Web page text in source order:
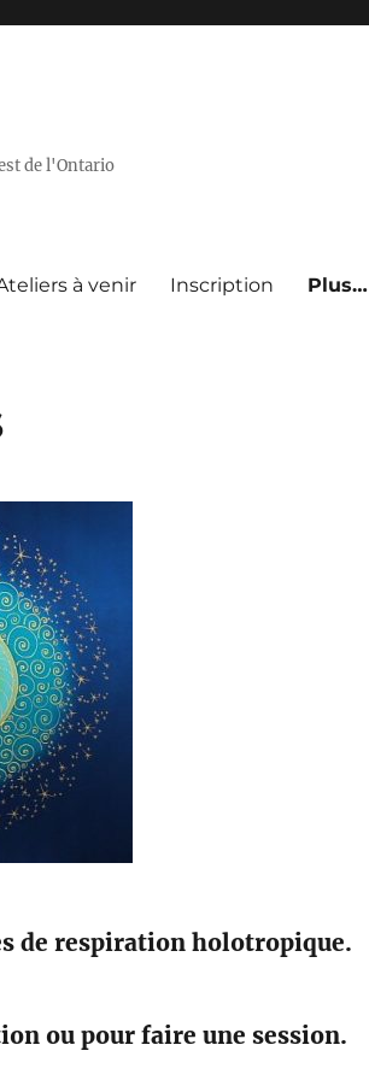
de l'Ontario
à venir Inscription Plus…
de respiration holotropique.
ou pour faire une session.